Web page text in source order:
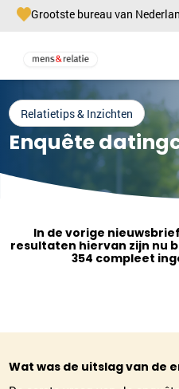
Grootste bureau van
Relatietips & Inzichten
Enquête
In de vorige
resultaten hiervan zijn nu
354 compleet
Wat was de uitslag van de